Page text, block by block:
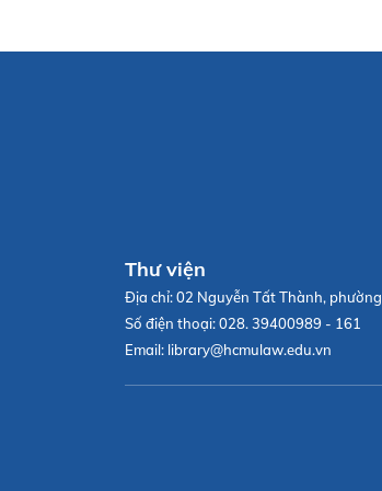
Thư viện
Địa chỉ:02 Nguyễn Tất Thành,
Số điện thoại:028. 39400989 - 161
Email: library@hcmulaw.edu.vn